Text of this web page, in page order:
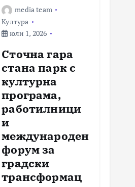
media team
Култура
юли 1, 2026
Сточна гара
стана парк с
културна
програма,
работилници
и
международен
форум за
градски
трансформац